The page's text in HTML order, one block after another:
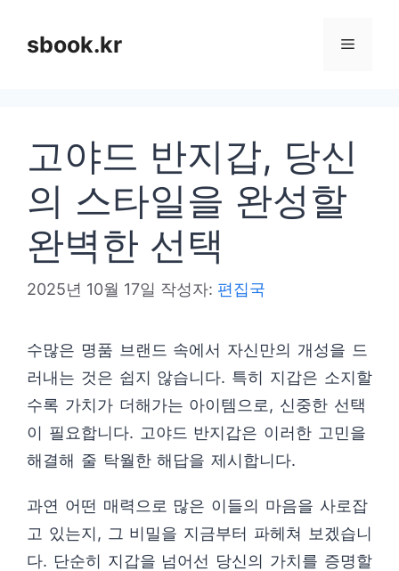
sbook.kr 메
고야드 반지갑, 당신
의 스타일을 완성할
완벽한 선택
2025년 10월 17일 작성자: 편집국
수많은 명품 브랜드 속에서 자신만의 개성을 드
러내는 것은 쉽지 않습니다. 특히 지갑은 소지할
수록 가치가 더해가는 아이템으로, 신중한 선택
이 필요합니다. 고야드 반지갑은 이러한 고민을
해결해 줄 탁월한 해답을 제시합니다.
과연 어떤 매력으로 많은 이들의 마음을 사로잡
고 있는지, 그 비밀을 지금부터 파헤쳐 보겠습니
다. 단순히 지갑을 넘어선 당신의 가치를 증명할